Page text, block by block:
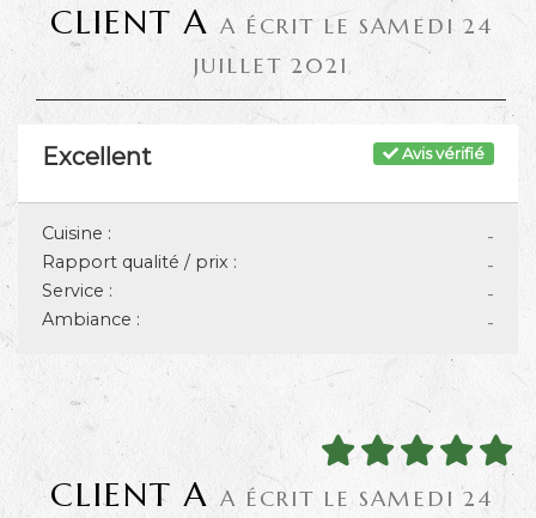
CLIENT A A ÉCRIT LE SAMEDI 24
JUILLET 2021
Avis vérifié
Excellent
-
Cuisine :
-
Rapport qualité / prix :
-
Service :
-
Ambiance :
CLIENT A A ÉCRIT LE SAMEDI 24